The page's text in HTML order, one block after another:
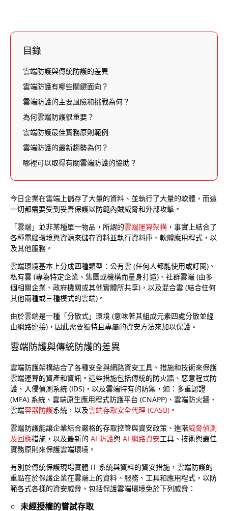
目錄
雲端防護與傳統防護的差異
雲端防護有哪些關鍵面向？
雲端防護的主要風險和挑戰為何？
為何雲端防護很重要？
雲端防護最佳實務原則範例
雲端防護的最新趨勢為何？
哪裡可以取得有關雲端防護的協助？
今日企業在雲端上儲存了大量的資料、並執行了大量的軟體，而這
一切都需要受到妥善保護以防範內賊威脅和外部攻擊。
「雲端」並非某種單一物品，所謂的雲端運算架構 ，事實上結合了
各種電腦環境與資源來儲存資料並執行資料庫、軟體應用程式，以
及其他服務。
雲端環境基本上分成四種類型：公有雲 (任何人都能使用或訂閱)、
私有雲 (專為特定企業、集團或機構而量身打造)、社群雲端 (由多
個相關企業、政府機關或其他實體所共享)，以及混合雲 (結合任何
其他兩種或三種模式的雲端)。
由於雲端是一種「分散式」環境 (意味著其組成元素四處分散並經
由網路連接)，因此需要獨特且專屬的資安方法來加以保護。
雲端防護與傳統防護的差異
雲端防護架構結合了各種安全與網路資安工具、措施和技術來保護
雲端運算的資產和資訊。這些措施包括傳統的防火牆、惡意程式防
護、入侵偵測系統 (IDS)，以及雲端特有的防禦，如：多重認證
(MFA) 系統、雲端原生應用程式防護平台 (CNAPP)、雲端防火牆、
雲端容器防護系統，以及雲端存取安全代理 (CASB) 。
雲端防護能讓企業結合嚴格的存取控管與資安政策、進階威脅偵測
及回應措施，以及最新的 AI 防護與 AI 網路資安工具、技術與最佳
實務原則來保護雲端環境。
有別於傳統保護現場實體 IT 系統與資料的資安措施，雲端防護的
重點在於保護企業在雲端上的資料、服務、工具和應用程式，以防
範各式各樣的資安威脅，包括保護雲端環境免於下列威脅：
未經授權的嘗試存取